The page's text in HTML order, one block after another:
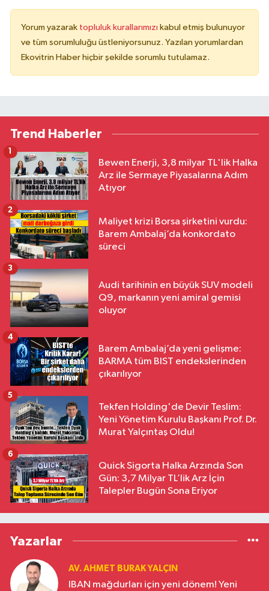
Yorum yazarak topluluk kurallarımızı kabul etmiş bulunuyor
ve tüm sorumluluğu üstleniyorsunuz. Yazılan yorumlardan
Ekovitrin Haber hiçbir şekilde sorumlu tutulamaz.
Trend Haberler
Bewen Enerji, 3,8 milyar TL'lik Halka
Arz ile Sermaye Piyasalarına Adım
Atıyor
1
Maliyet krizi Borsa şirketini vurdu:
Barem Ambalaj’da konkordato
süreci
2
Audi tarihinin en büyük SUV modeli
Q9, markanın yeni amiral gemisi
oluyor
3
Barem Ambalaj’da yeni gelişme:
BARMA tüm BIST endekslerinden
çıkarılıyor
4
Tekfen Holding'de Devir Teslim:
Yeni Yönetim Kurulu Başkanı Prof. Dr.
Murat Yalçıntaş Oldu!
5
Quick Sigorta Halka Arzında Son
Gün: 3,7 Milyar TL’lik Arz İçin
Talepler Bugün Sona Eriyor
6
Yazarlar
AV. AHMET BURAK YALÇIN
IBAN mağdurları için yeni dönem! Yeni